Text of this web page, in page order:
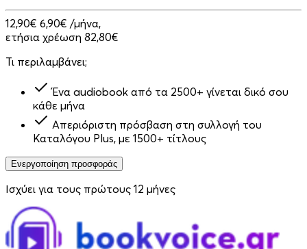
12,90€ 6,90€ /μήνα,
ετήσια χρέωση 82,80€
Τι περιλαμβάνει;
Ένα audiobook από τα 2500+ γίνεται δικό σου
κάθε μήνα
Απεριόριστη πρόσβαση στη συλλογή του
Καταλόγου Plus, με 1500+ τίτλους
Ενεργοποίηση προσφοράς
Ισχύει για τους πρώτους 12 μήνες